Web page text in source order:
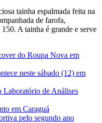
tainha espalmada feita na
de farofa,
A tainha é grande e serve
do Roupa Nova em
neste sábado (12) em
Laboratório de Análises
em Caraguá
pelo segundo ano